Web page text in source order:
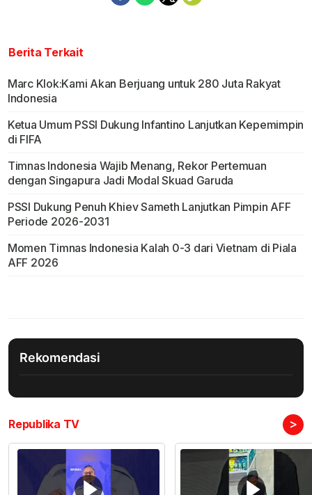
Berita Terkait
Marc Klok:Kami Akan Berjuang untuk 280 Juta Rakyat
Indonesia
Ketua Umum PSSI Dukung Infantino Lanjutkan Kepemimpin
di FIFA
Timnas Indonesia Wajib Menang, Rekor Pertemuan
dengan Singapura Jadi Modal Skuad Garuda
PSSI Dukung Penuh Khiev Sameth Lanjutkan Pimpin AFF
Periode 2026-2031
Momen Timnas Indonesia Kalah 0-3 dari Vietnam di Piala
AFF 2026
Rekomendasi
Republika TV >